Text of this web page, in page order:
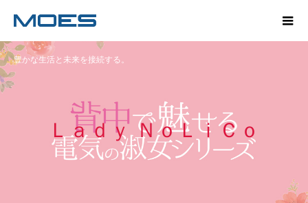
豊かな生活と未来を接続する。
Ｌａｄｙ ＮｏＬｉＣｏ